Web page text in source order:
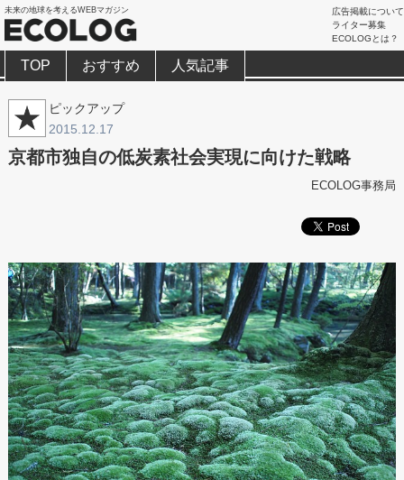
未来の地球を考えるWEBマガジン
広告掲載について
ライター募集
ECOLOGとは？
TOP おすすめ 人気記事
ピックアップ
2015.12.17
京都市独自の低炭素社会実現に向けた戦略
ECOLOG事務局